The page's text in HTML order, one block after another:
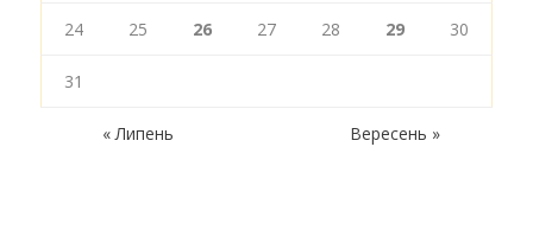
24 25 26 27 28 29 30
31
« Липень Вересень »